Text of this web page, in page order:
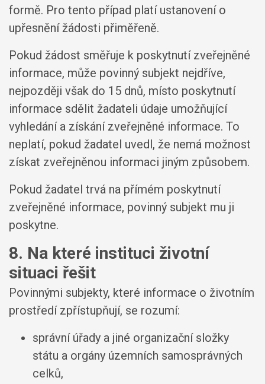
formě. Pro tento případ platí ustanovení o
upřesnění žádosti přiměřeně.
Pokud žádost směřuje k poskytnutí zveřejněné
informace, může povinný subjekt nejdříve,
nejpozději však do 15 dnů, místo poskytnutí
informace sdělit žadateli údaje umožňující
vyhledání a získání zveřejněné informace. To
neplatí, pokud žadatel uvedl, že nemá možnost
získat zveřejněnou informaci jiným způsobem.
Pokud žadatel trvá na přímém poskytnutí
zveřejněné informace, povinný subjekt mu ji
poskytne.
8. Na které instituci životní
situaci řešit
Povinnými subjekty, které informace o životním
prostředí zpřístupňují, se rozumí:
správní úřady a jiné organizační složky
státu a orgány územních samosprávných
celků,